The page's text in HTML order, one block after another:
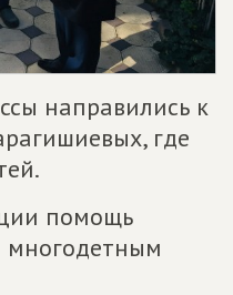
направились к
где
помощь
многодетным